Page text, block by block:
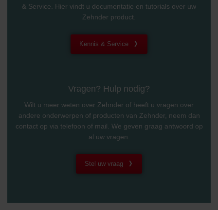
& Service. Hier vindt u documentatie en tutorials over uw
Zehnder product.
Kennis & Service
Vragen? Hulp nodig?
Wilt u meer weten over Zehnder of heeft u vragen over
andere onderwerpen of producten van Zehnder, neem dan
contact op via telefoon of mail. We geven graag antwoord op
al uw vragen.
Stel uw vraag